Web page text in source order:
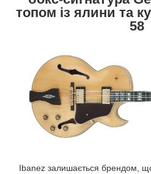
топом із ялини та
58
Ibanez залишається брендом,